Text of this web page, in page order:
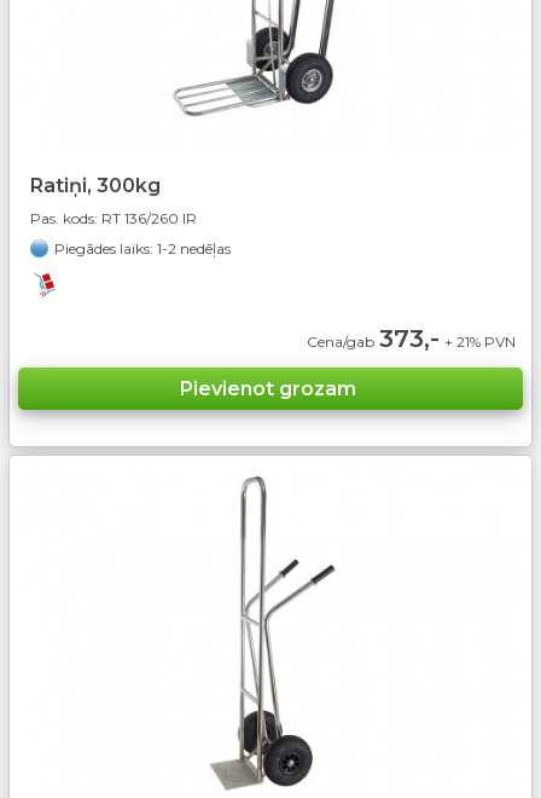
Ratiņi, 300kg
Pas. kods: RT 136/260 IR
Piegādes laiks: 1-2 nedēļas
Cena/gab 373,- + 21% PVN